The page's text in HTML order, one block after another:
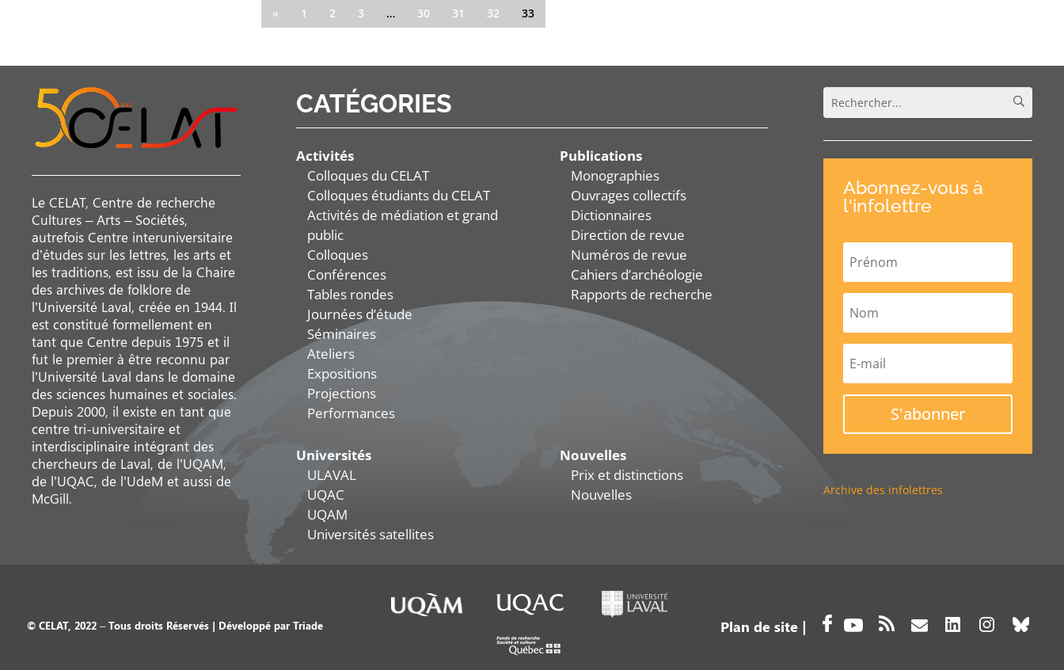
« 1 2 3 … 30 31 32 33
Le CELAT, Centre de recherche
Cultures – Arts – Sociétés,
autrefois Centre interuniversitaire
d’études sur les lettres, les arts et
les traditions, est issu de la Chaire
des archives de folklore de
l’Université Laval, créée en 1944. Il
est constitué formellement en
tant que Centre depuis 1975 et il
fut le premier à être reconnu par
l’Université Laval dans le domaine
des sciences humaines et sociales.
Depuis 2000, il existe en tant que
centre tri-universitaire et
interdisciplinaire intégrant des
chercheurs de Laval, de l’UQAM,
de l’UQAC, de l’UdeM et aussi de
McGill.
CATÉGORIES
Activités
Colloques du CELAT
Colloques étudiants du CELAT
Activités de médiation et grand
public
Colloques
Conférences
Tables rondes
Journées d’étude
Séminaires
Ateliers
Expositions
Projections
Performances
Publications
Monographies
Ouvrages collectifs
Dictionnaires
Direction de revue
Numéros de revue
Cahiers d’archéologie
Rapports de recherche
Universités
ULAVAL
UQAC
UQAM
Universités satellites
Nouvelles
Prix et distinctions
Nouvelles
Abonnez-vous à
l'infolettre
S'abonner
Archive des infolettres
© CELAT, 2022 – Tous droits Réservés | Développé par Triade Plan de site |